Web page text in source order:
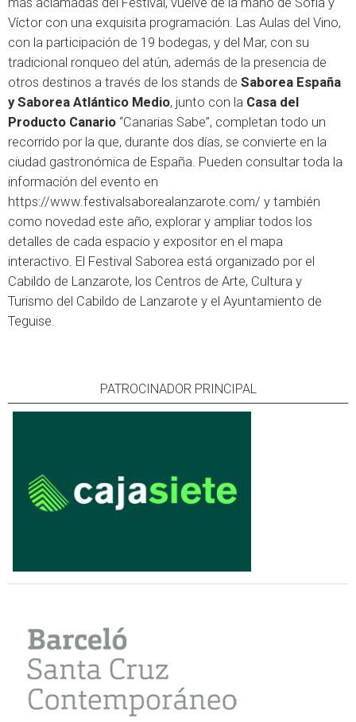
Víctor con una exquisita programación. Las Aulas del Vino,
con la participación de 19 bodegas, y del Mar, con su
tradicional ronqueo del atún, además de la presencia de
otros destinos a través de los stands de Saborea España
y Saborea Atlántico Medio, junto con la Casa del
Producto Canario “Canarias Sabe”, completan todo un
recorrido por la que, durante dos días, se convierte en la
ciudad gastronómica de España. Pueden consultar toda la
información del evento en
https://www.festivalsaborealanzarote.com/ y también
como novedad este año, explorar y ampliar todos los
detalles de cada espacio y expositor en el mapa
interactivo. El Festival Saborea está organizado por el
Cabildo de Lanzarote, los Centros de Arte, Cultura y
Turismo del Cabildo de Lanzarote y el Ayuntamiento de
Teguise.
PATROCINADOR PRINCIPAL